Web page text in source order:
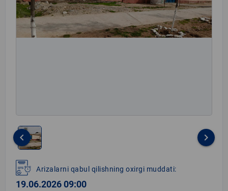
1
of
1
keyboard_arrow_left keyboard_arrow_right
Arizalarni qabul qilishning oxirgi muddati:
19.06.2026 09:00